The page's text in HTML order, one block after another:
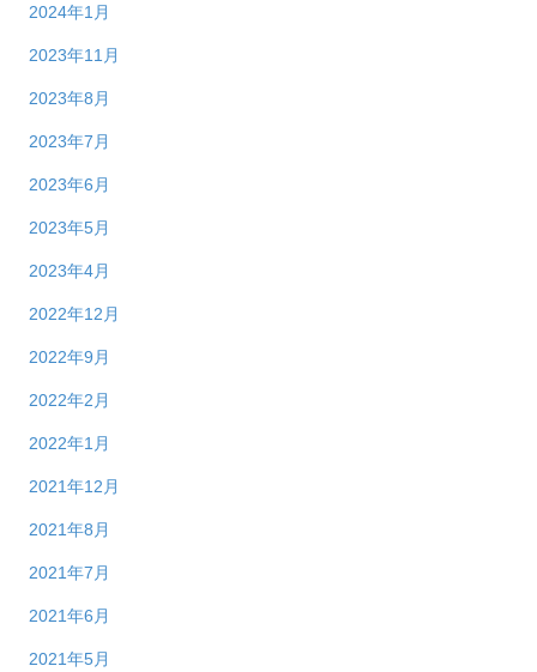
2024年1月
2023年11月
2023年8月
2023年7月
2023年6月
2023年5月
2023年4月
2022年12月
2022年9月
2022年2月
2022年1月
2021年12月
2021年8月
2021年7月
2021年6月
2021年5月